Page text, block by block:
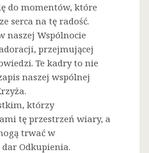
do momentów, które
serca na tę radość.
naszej Wspólnocie
przejmującej
Te kadry to nie
naszej wspólnej
którzy
tę przestrzeń wiary, a
trwać w
Odkupienia.